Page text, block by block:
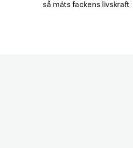
så mäts fackens livskraft